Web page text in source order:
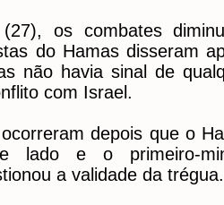
(27), os combates
do Hamas disseram
não havia sinal de
com Israel.
depois que o
lado e o primeiro-
a validade da trégua.